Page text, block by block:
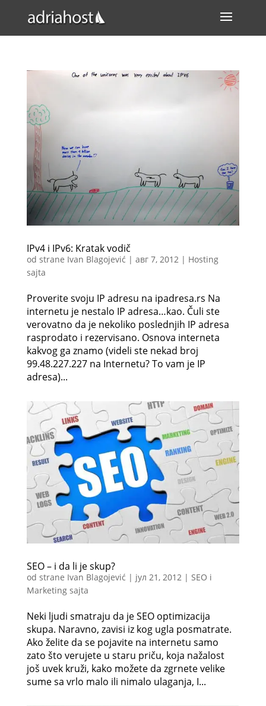
IPv4 i IPv6: Kratak vodič
od strane Ivan Blagojević | авг 7, 2012| Hosting
sajta
Proverite svoju IP adresu na ipadresa.rs Na
internetu je nestalo IP adresa…kao. Čuli ste
verovatno da je nekoliko poslednjih IP adresa
rasprodato i rezervisano. Osnova interneta
kakvog ga znamo (videli ste nekad broj
99.48.227.227 na Internetu? To vam je IP
adresa)...
SEO – i da li je skup?
od strane Ivan Blagojević | јул 21, 2012| SEO i
Marketing sajta
Neki ljudi smatraju da je SEO optimizacija
skupa. Naravno, zavisi iz kog ugla posmatrate.
Ako želite da se pojavite na internetu samo
zato što verujete u staru priču, koja nažalost
još uvek kruži, kako možete da zgrnete velike
sume sa vrlo malo ili nimalo ulaganja, I...